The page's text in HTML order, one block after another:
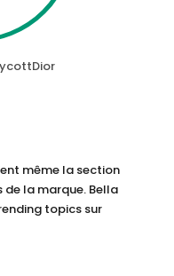
même la section
la marque. Bella
topics sur